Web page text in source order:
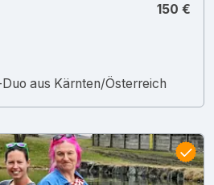
150 €
aus Kärnten/Österreich